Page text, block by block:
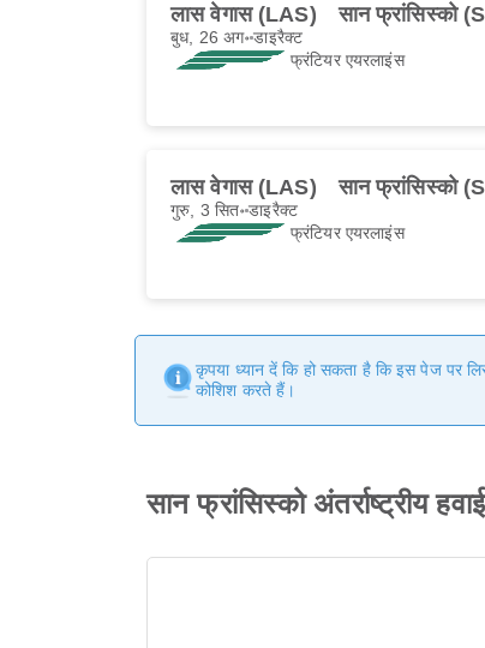
लास वेगास (LAS) सान फ्रांसिस्को
बुध, 26 अग॰डाइरैक्ट
फ्रंटियर एयरलाइंस
लास वेगास (LAS) सान फ्रांसिस्को
गुरु, 3 सित॰डाइरैक्ट
फ्रंटियर एयरलाइंस
कृपया ध्यान दें कि हो सकता है कि इस पेज पर
कोशिश करते हैं।
सान फ्रांसिस्को अंतर्राष्ट्रीय